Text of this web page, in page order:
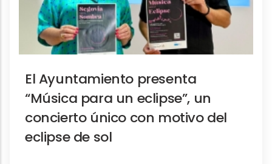
Actividades, Notas de prensa,
La Casa-Museo de Antonio
El Ayuntamiento presenta
“Música para un eclipse”, un
concierto único con motivo del
eclipse de sol